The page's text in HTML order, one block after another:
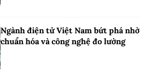
Ngành điện tử Việt Nam bứt phá nhờ
chuẩn hóa và công nghệ đo lường